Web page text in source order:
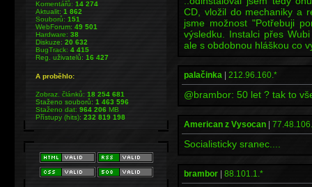
CD, vložil do mechaniky a
jsme možnost "Potřebuji
výsledku. Instalci přes
ale s obdobnou hláškou co
palačinka 212.96.160.*
@brambor: 50 let ? tak to
American z Vysocan
Socialisticky sranec....
brambor 88.101.1.*
Komentářů:14 274
Aktualit:1 862
Souborů:151
WebForum:49 501
Hardware:38
Diskuze:20 632
BugTrack:4 415
Reg. uživatelů:16 427
A proběhlo:
Zobraz. článků:18 254 681
Staženo souborů:1 463 596
Staženo dat:964 206MB
Přístupy (hits):232 819 198